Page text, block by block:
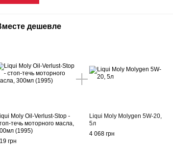
дешевле
Moly Oil-Verlust-Stop -
течь моторного масла,
(1995)
грн
Liqui Moly Molygen 5W-20,
5л
4 068 грн